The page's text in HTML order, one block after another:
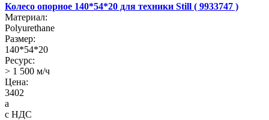
Колесо опорное 140*54*20 для техники Still ( 9933747 )
Материал:
Polyurethane
Размер:
140*54*20
Ресурс:
> 1 500 м/ч
Цена:
3402
a
с НДС